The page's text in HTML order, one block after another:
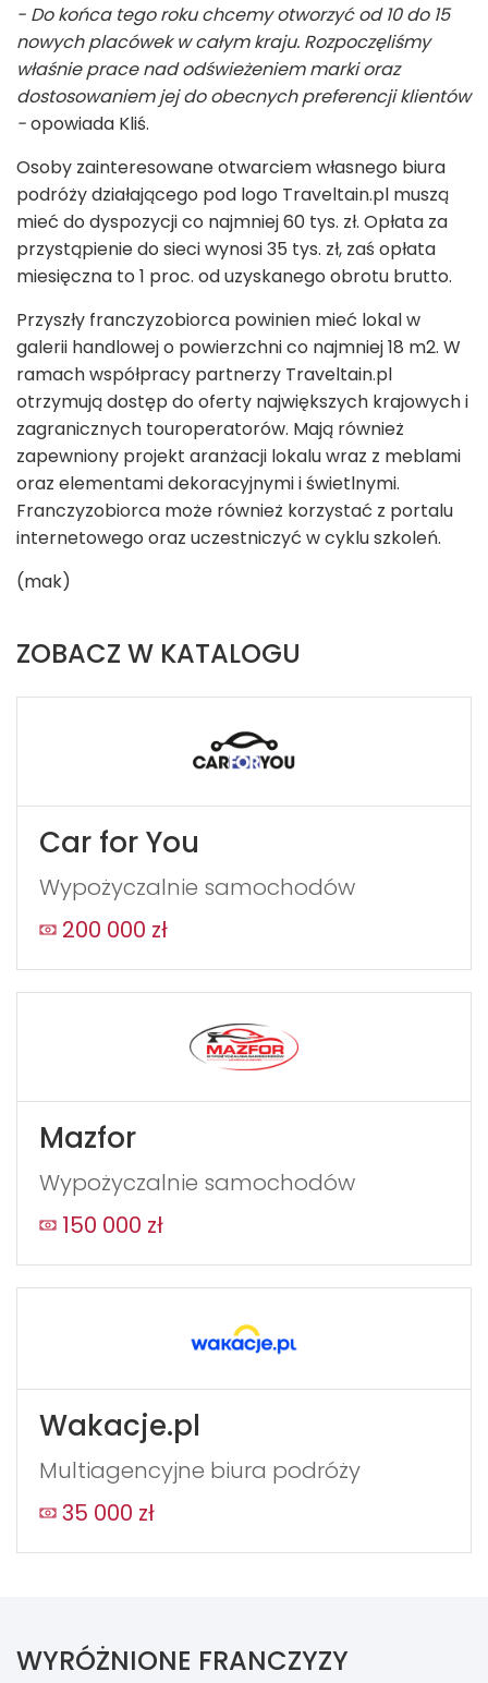
- Do końca tego roku chcemy otworzyć od 10 do 15
nowych placówek w całym kraju. Rozpoczęliśmy
właśnie prace nad odświeżeniem marki oraz
dostosowaniem jej do obecnych preferencji klientów
-opowiada Kliś.
Osoby zainteresowane otwarciem własnego biura
podróży działającego pod logo Traveltain.pl muszą
mieć do dyspozycji co najmniej 60 tys. zł. Opłata za
przystąpienie do sieci wynosi 35 tys. zł, zaś opłata
miesięczna to 1 proc. od uzyskanego obrotu brutto.
Przyszły franczyzobiorca powinien mieć lokal w
galerii handlowej o powierzchni co najmniej 18 m2. W
ramach współpracy partnerzy Traveltain.pl
otrzymują dostęp do oferty największych krajowych i
zagranicznych touroperatorów. Mają również
zapewniony projekt aranżacji lokalu wraz z meblami
oraz elementami dekoracyjnymi i świetlnymi.
Franczyzobiorca może również korzystać z portalu
internetowego oraz uczestniczyć w cyklu szkoleń.
(mak)
ZOBACZ W KATALOGU
Car for You
Wypożyczalnie samochodów
200 000 zł
Mazfor
Wypożyczalnie samochodów
150 000 zł
Wakacje.pl
Multiagencyjne biura podróży
35 000 zł
WYRÓŻNIONE FRANCZYZY